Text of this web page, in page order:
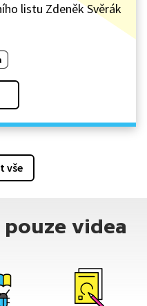
listu Zdeněk Svěrák
vše
pouze videa